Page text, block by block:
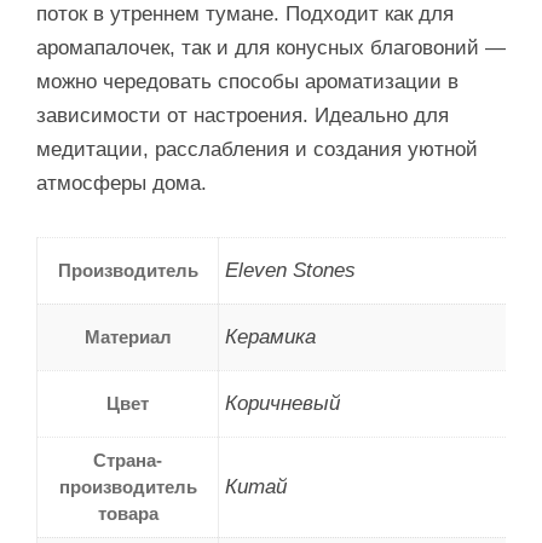
поток в утреннем тумане. Подходит как для
аромапалочек, так и для конусных благовоний —
можно чередовать способы ароматизации в
зависимости от настроения. Идеально для
медитации, расслабления и создания уютной
атмосферы дома.
Производитель Eleven Stones
Материал Керамика
Цвет Коричневый
Страна-
производитель
товара
Китай